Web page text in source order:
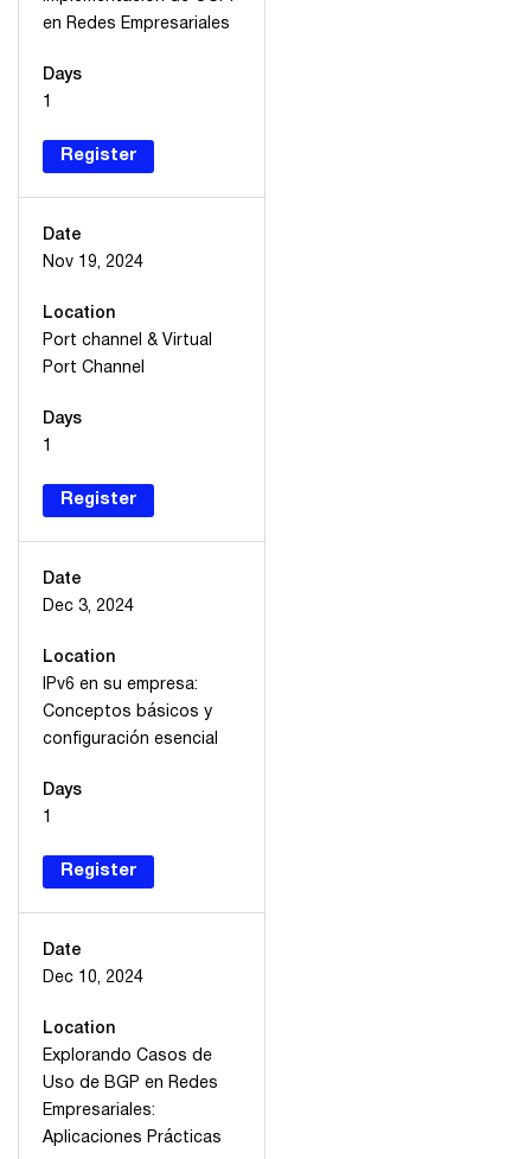
en Redes Empresariales
Days
1
Register
Date
Nov 19, 2024
Location
Port channel & Virtual
Port Channel
Days
1
Register
Date
Dec 3, 2024
Location
IPv6 en su empresa:
Conceptos básicos y
configuración esencial
Days
1
Register
Date
Dec 10, 2024
Location
Explorando Casos de
Uso de BGP en Redes
Empresariales:
Aplicaciones Prácticas